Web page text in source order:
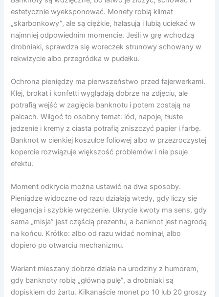
estetycznie wyeksponować. Monety robią klimat
„skarbonkowy”, ale są ciężkie, hałasują i lubią uciekać w
najmniej odpowiednim momencie. Jeśli w grę wchodzą
drobniaki, sprawdza się woreczek strunowy schowany w
rekwizycie albo przegródka w pudełku.
Ochrona pieniędzy ma pierwszeństwo przed fajerwerkami.
Klej, brokat i konfetti wyglądają dobrze na zdjęciu, ale
potrafią wejść w zagięcia banknotu i potem zostają na
palcach. Wilgoć to osobny temat: lód, napoje, tłuste
jedzenie i kremy z ciasta potrafią zniszczyć papier i farbę.
Banknot w cienkiej koszulce foliowej albo w przezroczystej
kopercie rozwiązuje większość problemów i nie psuje
efektu.
Moment odkrycia można ustawić na dwa sposoby.
Pieniądze widoczne od razu działają wtedy, gdy liczy się
elegancja i szybkie wręczenie. Ukrycie kwoty ma sens, gdy
sama „misja” jest częścią prezentu, a banknot jest nagrodą
na końcu. Krótko: albo od razu widać nominał, albo
dopiero po otwarciu mechanizmu.
Wariant mieszany dobrze działa na urodziny z humorem,
gdy banknoty robią „główną pulę”, a drobniaki są
dopiskiem do żartu. Kilkanaście monet po 10 lub 20 groszy